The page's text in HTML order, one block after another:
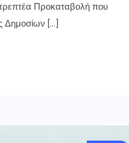
Προκαταβολή που
Δημοσίων […]